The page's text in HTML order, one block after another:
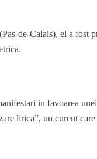
de-Calais), el a fost
in favoarea
lirica”, un curent